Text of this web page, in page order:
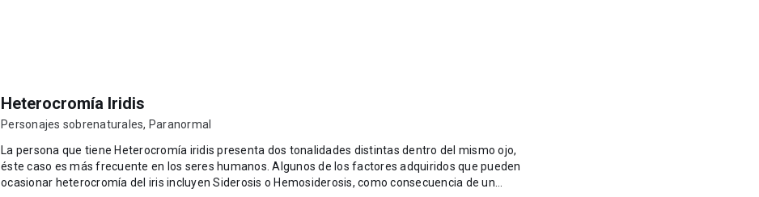
Heterocromía Iridis
Personajes sobrenaturales, Paranormal
La persona que tiene Heterocromía iridis presenta dos tonalidades distintas dentro del mismo ojo,
éste caso es más frecuente en los seres humanos. Algunos de los factores adquiridos que pueden
ocasionar heterocromía del iris incluyen Siderosis o Hemosiderosis, como consecuencia de un